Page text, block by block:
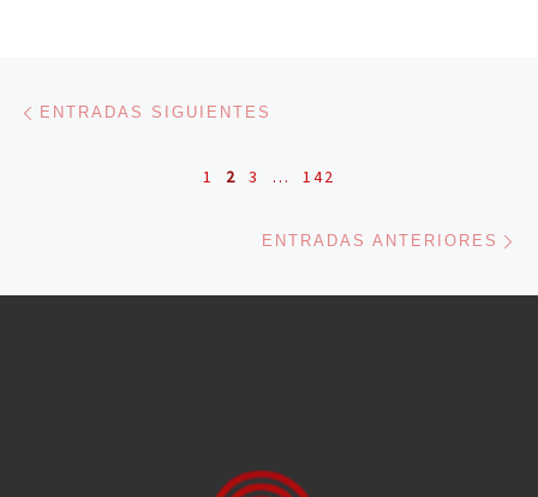
Navegación de entradas
ENTRADAS SIGUIENTES
1 2 3 … 142
ENTRADAS ANTERIORES